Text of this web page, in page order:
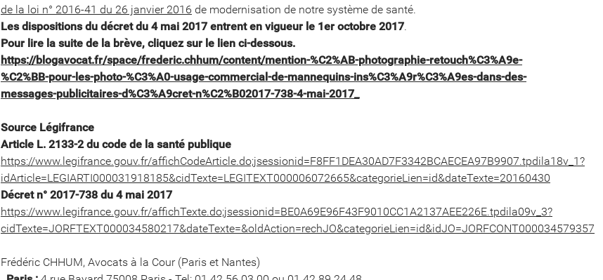
de la loi n° 2016-41 du 26 janvier 2016 de modernisation de notre système de santé.
Les dispositions du décret du 4 mai 2017 entrent en vigueur le 1er octobre 2017.
Pour lire la suite de la brève, cliquez sur le lien ci-dessous.
https://blogavocat.fr/space/frederic.chhum/content/mention-%C2%AB-photographie-retouch%C3%A9e-
%C2%BB-pour-les-photo-%C3%A0-usage-commercial-de-mannequins-ins%C3%A9r%C3%A9es-dans-des-
messages-publicitaires-d%C3%A9cret-n%C2%B02017-738-4-mai-2017_
Source Légifrance
Article L. 2133-2 du code de la santé publique
https://www.legifrance.gouv.fr/affichCodeArticle.do;jsessionid=F8FF1DEA30AD7F3342BCAECEA97B9907.tpdila18v_1?
idArticle=LEGIARTI000031918185&cidTexte=LEGITEXT000006072665&categorieLien=id&dateTexte=20160430
Décret n° 2017-738 du 4 mai 2017
https://www.legifrance.gouv.fr/affichTexte.do;jsessionid=BE0A69E96F43F9010CC1A2137AEE226E.tpdila09v_3?
cidTexte=JORFTEXT000034580217&dateTexte=&oldAction=rechJO&categorieLien=id&idJO=JORFCONT000034579357
Frédéric CHHUM, Avocats à la Cour (Paris et Nantes)